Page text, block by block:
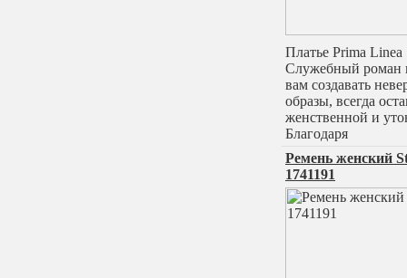
Платье Prima Linea
Служебный роман
вам создавать
образы, всегда
женственной и
Благодаря
Ремень женский
1741191